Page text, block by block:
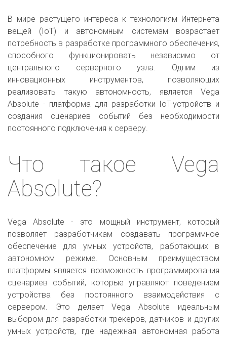
В мире растущего интереса к технологиям Интернета
вещей (IoT) и автономным системам возрастает
потребность в разработке программного обеспечения,
способного функционировать независимо от
центрального серверного узла. Одним из
инновационных инструментов, позволяющих
реализовать такую автономность, является Vega
Absolute - платформа для разработки IoT-устройств и
создания сценариев событий без необходимости
постоянного подключения к серверу.
Что такое Vega
Absolute?
Vega Absolute - это мощный инструмент, который
позволяет разработчикам создавать программное
обеспечение для умных устройств, работающих в
автономном режиме. Основным преимуществом
платформы является возможность программирования
сценариев событий, которые управляют поведением
устройства без постоянного взаимодействия с
сервером. Это делает Vega Absolute идеальным
выбором для разработки трекеров, датчиков и других
умных устройств, где надежная автономная работа